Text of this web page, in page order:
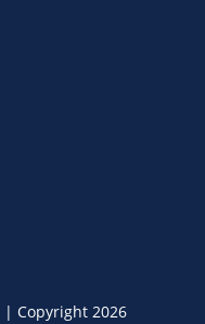
| Copyright 2026